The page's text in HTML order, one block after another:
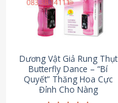
Dương Vật Giả Rung Thụt
Butterfly Dance – “Bí
Quyết” Thăng Hoa Cực
Đỉnh Cho Nàng